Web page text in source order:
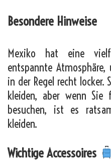
Besondere Hinweise
Mexiko hat eine
entspannte
in der Regel recht locker.
kleiden, aber wenn Sie
besuchen, ist es
kleiden.
Wichtige Accessoires